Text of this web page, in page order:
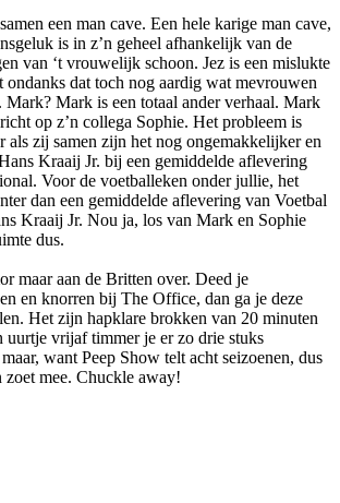
een man cave. Een hele karige man cave,
is in z’n geheel afhankelijk van de
van ‘t vrouwelijk schoon. Jez is een mislukte
ondanks dat toch nog aardig wat mevrouwen
Mark? Mark is een totaal ander verhaal. Mark
op z’n collega Sophie. Het probleem is
als zij samen zijn het nog ongemakkelijker en
Kraaij Jr. bij een gemiddelde aflevering
Voor de voetballeken onder jullie, het
dan een gemiddelde aflevering van Voetbal
Kraaij Jr. Nou ja, los van Mark en Sophie
dus.
maar aan de Britten over. Deed je
en knorren bij The Office, dan ga je deze
Het zijn hapklare brokken van 20 minuten
uurtje vrijaf timmer je er zo drie stuks
want Peep Show telt acht seizoenen, dus
zoet mee. Chuckle away!